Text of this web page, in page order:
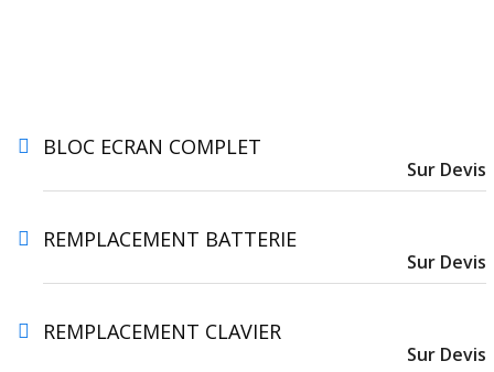
BLOC ECRAN COMPLET
Sur Devis
REMPLACEMENT BATTERIE
Sur Devis
REMPLACEMENT CLAVIER
Sur Devis